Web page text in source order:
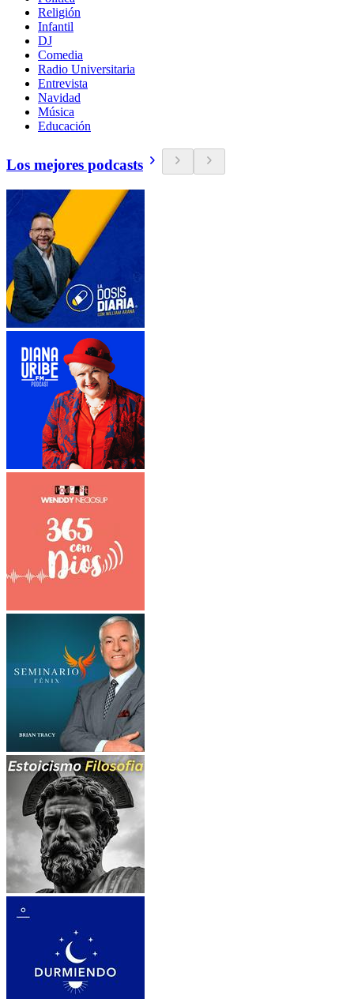
Religión
Infantil
DJ
Comedia
Radio Universitaria
Entrevista
Navidad
Música
Educación
Los mejores podcasts